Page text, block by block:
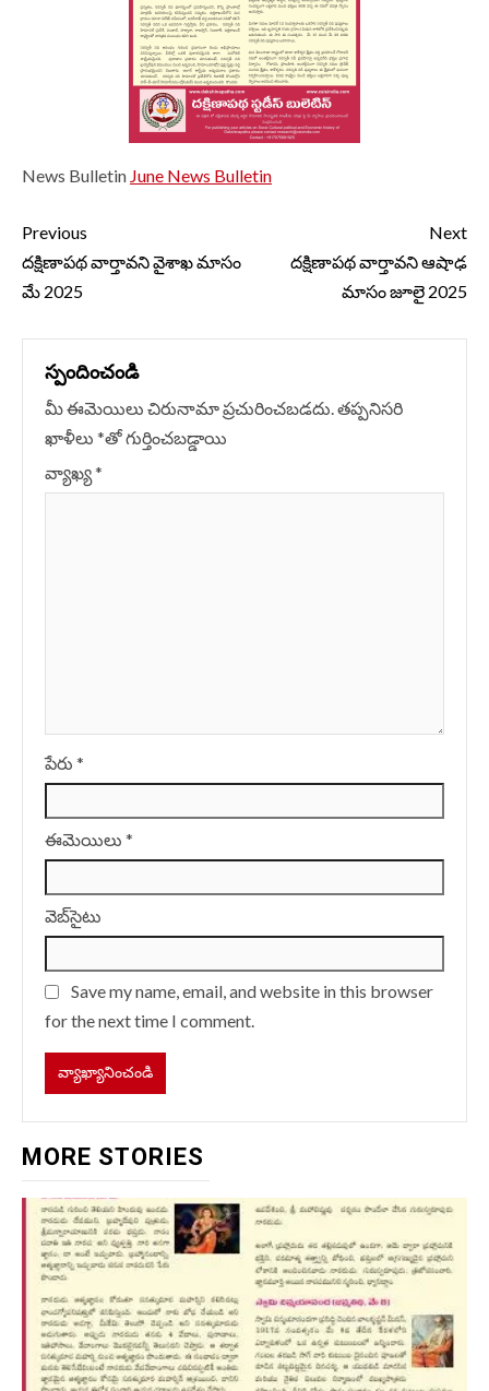
News Bulletin June News Bulletin
Continue
Reading
Previous
దక్షిణాపథ వార్తావని వైశాఖ మాసం
మే 2025
Next
దక్షిణాపథ వార్తావని ఆషాఢ
మాసం జూలై 2025
స్పందించండి
మీ ఈమెయిలు చిరునామా ప్రచురించబడదు.తప్పనిసరి
ఖాళీలు *‌తో గుర్తించబడ్డాయి
వ్యాఖ్య*
పేరు *
ఈమెయిలు *
వెబ్‌సైటు
Save my name, email, and website in this browser
for the next time I comment.
MORE STORIES